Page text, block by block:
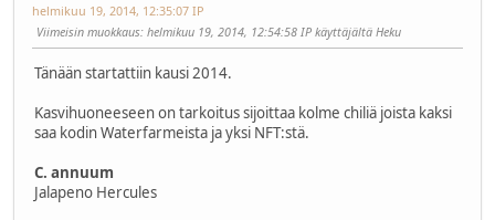
helmikuu 19, 2014, 12:35:07 IP
Viimeisin muokkaus: helmikuu 19, 2014, 12:54:58 IP käyttäjältä Heku
Tänään startattiin kausi 2014.
Kasvihuoneeseen on tarkoitus sijoittaa kolme chiliä joista kaksi
saa kodin Waterfarmeista ja yksi NFT:stä.
C. annuum
Jalapeno Hercules